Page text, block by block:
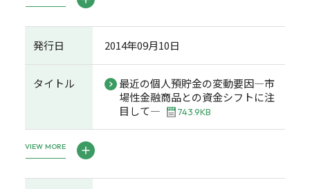
発行日 2014年09月10日
タイトル
最近の個人預貯金の変動要因―市
場性金融商品との資金シフトに注
目して―
743.9KB
VIEW MORE